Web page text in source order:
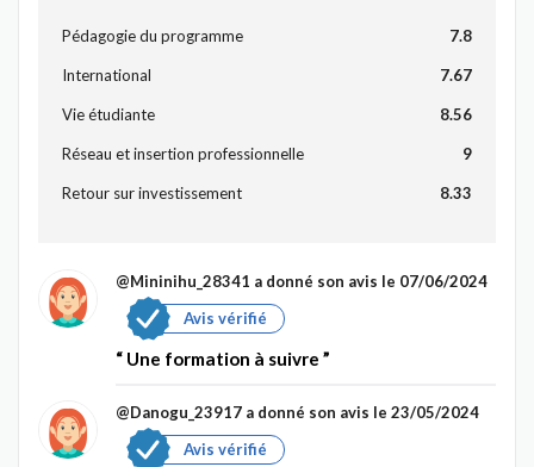
Pédagogie du programme 7.8
International 7.67
Vie étudiante 8.56
Réseau et insertion professionnelle 9
Retour sur investissement 8.33
@Mininihu_28341 a donné son avis le 07/06/2024
Avis vérifié
Une formation à suivre
@Danogu_23917 a donné son avis le 23/05/2024
Avis vérifié